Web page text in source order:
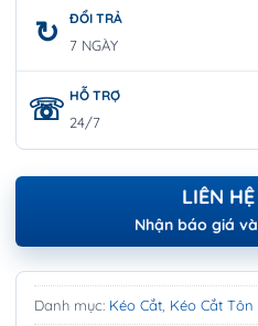
ĐỔI TRẢ
7 NGÀY
HỖ TRỢ
24/7
LIÊN
Nhận báo giá
Danh mục: Kéo Cắt Kéo Cắt Tôn